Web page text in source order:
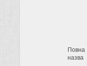
Повна
назва